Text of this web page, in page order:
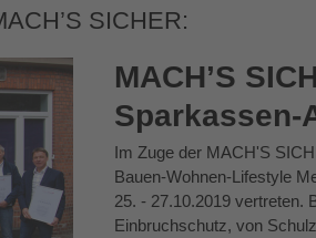
SICHER:
MACH’S
Sparkassen-
Im Zuge der MACH'S
Bauen-Wohnen-Lifestyle
25. - 27.10.2019 vertreten.
Einbruchschutz, von